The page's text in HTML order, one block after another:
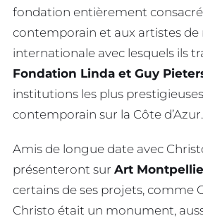
fondation entièrement
contemporain et aux artistes
internationale avec lesquels ils
Fondation Linda et Guy
institutions les plus prestigieuses
contemporain sur la Côte d’Azur.
Amis de longue date avec
présenteront sur Art
certains de ses projets, comme
Christo était un monument,